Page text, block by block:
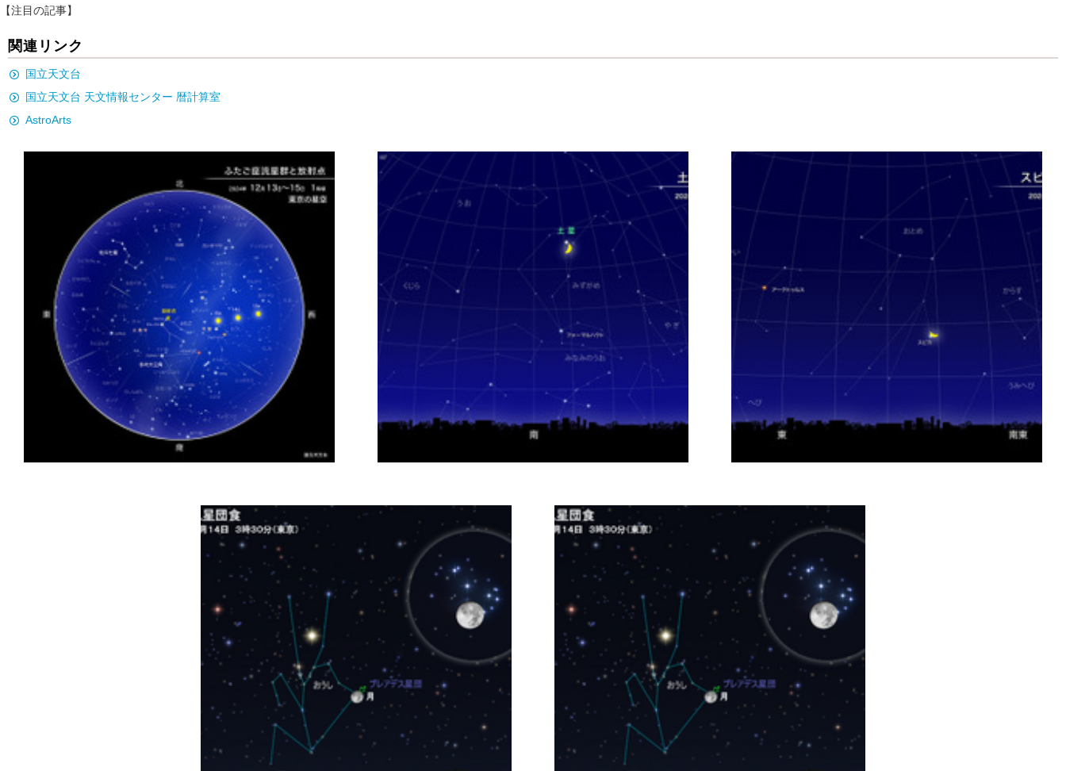
【注目の記事】
関連リンク
国立天文台
国立天文台 天文情報センター 暦計算室
AstroArts